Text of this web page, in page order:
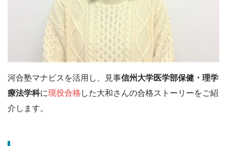
河合塾マナビスを活用し、見事信州大学医学部保健・理学
療法学科に現役合格した大和さんの合格ストーリーをご紹
介します。